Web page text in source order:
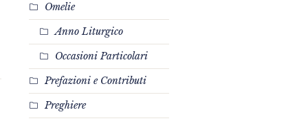
Omelie
Anno Liturgico
Occasioni Particolari
Prefazioni e Contributi
Preghiere